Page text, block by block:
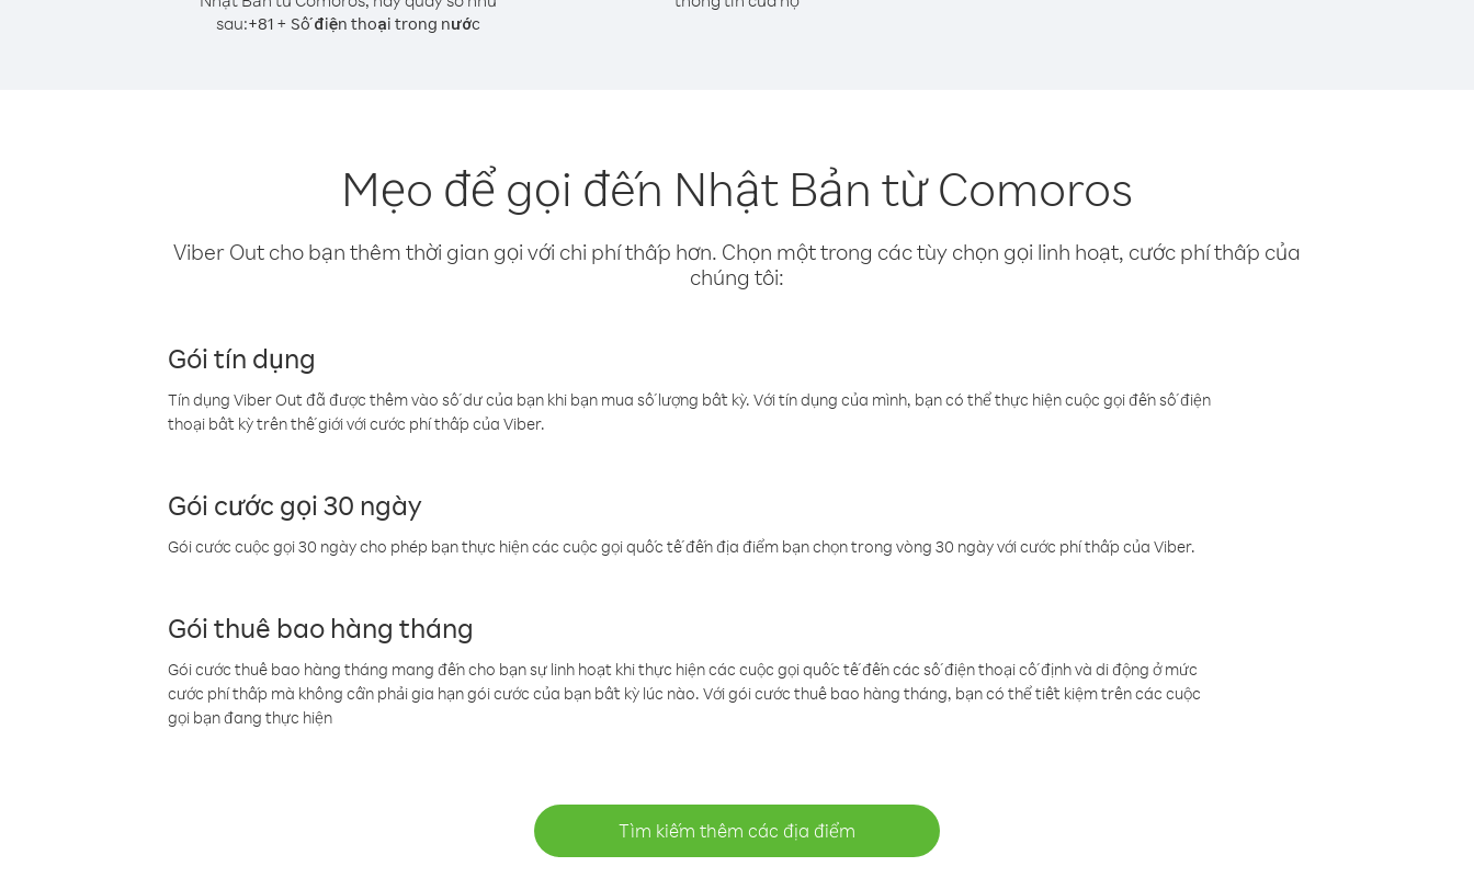
sau:+81+ Số điện thoại trong nước
Mẹo để gọi đến Nhật Bản từ Comoros
Viber Out cho bạn thêm thời gian gọi với chi phí thấp hơn. Chọn một trong các tùy chọn gọi linh hoạt, cước phí thấp của
chúng tôi:
Gói tín dụng
Tín dụng Viber Out đã được thêm vào số dư của bạn khi bạn mua số lượng bất kỳ. Với tín dụng của mình, bạn có thể thực hiện cuộc gọi đến số điện
thoại bất kỳ trên thế giới với cước phí thấp của Viber.
Gói cước gọi 30 ngày
Gói cước cuộc gọi 30 ngày cho phép bạn thực hiện các cuộc gọi quốc tế đến địa điểm bạn chọn trong vòng 30 ngày với cước phí thấp của Viber.
Gói thuê bao hàng tháng
Gói cước thuê bao hàng tháng mang đến cho bạn sự linh hoạt khi thực hiện các cuộc gọi quốc tế đến các số điện thoại cố định và di động ở mức
cước phí thấp mà không cần phải gia hạn gói cước của bạn bất kỳ lúc nào. Với gói cước thuê bao hàng tháng, bạn có thể tiết kiệm trên các cuộc
gọi bạn đang thực hiện
Tìm kiếm thêm các địa điểm